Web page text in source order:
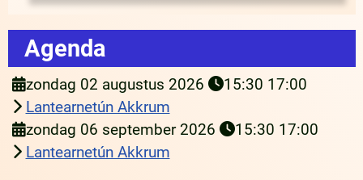
Agenda
zondag 02 augustus 2026 15:30 17:00
Lantearnetún Akkrum
zondag 06 september 2026
15:30 17:00
Lantearnetún Akkrum